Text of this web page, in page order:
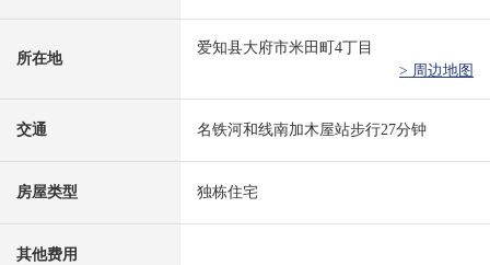
所在地
爱知县大府市米田町4丁目
> 周边地图
交通 名铁河和线南加木屋站步行27分钟
房屋类型 独栋住宅
其他费用